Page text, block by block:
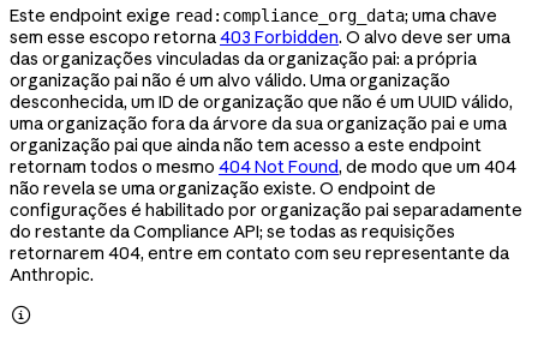
Este endpoint exige read:compliance_org_data; uma chave
sem esse escopo retorna403 Forbidden. O alvo deve ser uma
das organizações vinculadas da organização pai: a própria
organização pai não é um alvo válido. Uma organização
desconhecida, um ID de organização que não é um UUID válido,
uma organização fora da árvore da sua organização pai e uma
organização pai que ainda não tem acesso a este endpoint
retornam todos o mesmo 404 Not Found, de modo que um 404
não revela se uma organização existe. O endpoint de
configurações é habilitado por organização pai separadamente
do restante da Compliance API; se todas as requisições
retornarem 404, entre em contato com seu representante da
Anthropic.
